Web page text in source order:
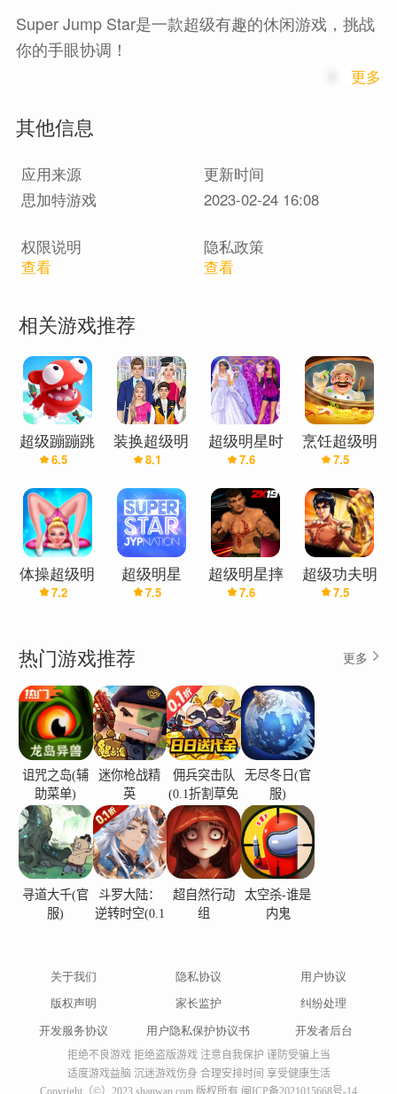
Super Jump Star是一款超级有趣的休闲游戏，挑战
你的手眼协调！
回到蹦床。
◉完美的设计让您长时间保持活力
◉无尽的游戏模式
◉全球排行榜
Super Jump Star适合所有人，完全免费！
现在发挥并成为世界上最高的蹦床跳投！
更多
其他信息
应用来源
更新时间
思加特游戏
2023-02-24 16:08
权限说明
查看
隐私政策
查看
相关游戏推荐
超级蹦蹦跳
6.5
装换超级明
星家庭 - 名
人和时尚女
生装扮：换
衣服游戏
8.1
超级明星时
尚装扮
7.6
烹饪超级明
星城市
7.5
体操超级明
星
7.2
超级明星
JYPNATION
7.5
超级明星摔
跤革命
7.6
超级功夫明
星
7.5
热门游戏推荐 更多
诅咒之岛(辅
助菜单)
迷你枪战精
英
佣兵突击队
(0.1折割草免
费版)
无尽冬日(官
服)
寻道大千(官
服)
斗罗大陆：
逆转时空(0.1
超自然行动
组
太空杀-谁是
内鬼
关于我们 隐私协议
用户协议
版权声明
家长监护
纠纷处理
开发服务协议
用户隐私保护协议书 开发者后台
拒绝不良游戏 拒绝盗版游戏 注意自我保护 谨防受骗上当
适度游戏益脑 沉迷游戏伤身 合理安排时间 享受健康生活